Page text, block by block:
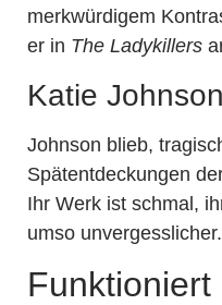
merkwürdigem
er in The Ladykillers
Katie Johnson
Johnson blieb,
Spätentdeckungen
Ihr Werk ist schmal,
umso unvergesslicher.